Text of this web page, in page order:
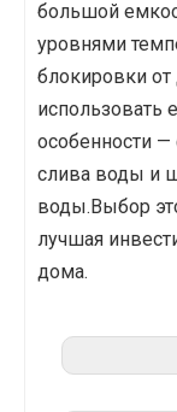
большой
уровнями
блокировки от
использовать
особенности
слива воды и
воды.Выбор
лучшая
дома.